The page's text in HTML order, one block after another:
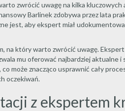
zwrócić uwagę na kilka
Barlinek zdobywa przez lata
jest, aby ekspert miał
na który warto zwrócić uwagę.
mu oferować najbardziej
co może znacząco usprawnić cały
oczekiwań.
z ekspertem